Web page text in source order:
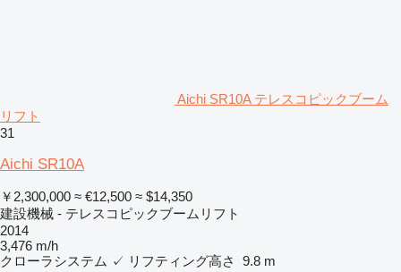
Aichi SR10A テレスコピックブーム
リフト
31
Aichi SR10A
￥2,300,000 ≈ €12,500 ≈ $14,350
建設機械 - テレスコピックブームリフト
2014
3,476 m/h
クローラシステム ✓ リフティング高さ
9.8 m